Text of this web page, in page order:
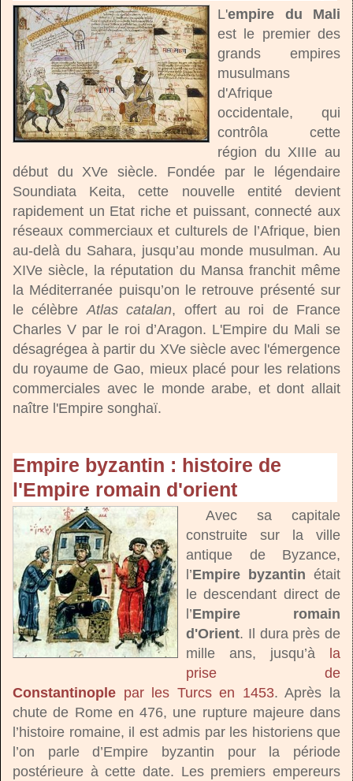
L'empire du Mali
est le premier des
grands empires
musulmans
d'Afrique
occidentale, qui
contrôla cette
région du XIIIe au
début du XVe siècle. Fondée par le légendaire
Soundiata Keita, cette nouvelle entité devient
rapidement un Etat riche et puissant, connecté aux
réseaux commerciaux et culturels de l’Afrique, bien
au-delà du Sahara, jusqu’au monde musulman. Au
XIVe siècle, la réputation du Mansa franchit même
la Méditerranée puisqu’on le retrouve présenté sur
le célèbreAtlas catalan, offert au roi de France
Charles V par le roi d’Aragon. L'Empire du Mali se
désagrégea à partir du XVe siècle avec l'émergence
du royaume de Gao, mieux placé pour les relations
commerciales avec le monde arabe, et dont allait
naître l'Empire songhaï.
Empire byzantin : histoire de
l'Empire romain d'orient
Avec sa capitale
construite sur la ville
antique de Byzance,
l’Empire byzantin était
le descendant direct de
l’Empire romain
d'Orient. Il dura près de
mille ans, jusqu’à
la
prise de
Constantinople par les Turcs en 1453. Après la
chute de Rome en 476, une rupture majeure dans
l’histoire romaine, il est admis par les historiens que
l’on parle d’Empire byzantin pour la période
postérieure à cette date. Les premiers empereurs